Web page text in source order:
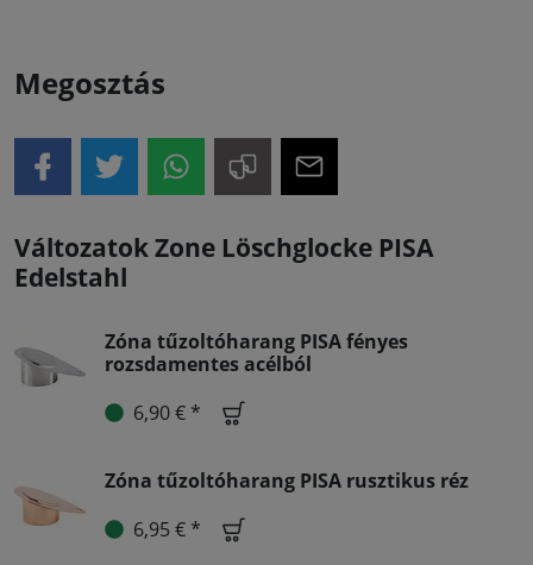
Megosztás
Változatok Zone Löschglocke PISA
Edelstahl
Zóna tűzoltóharang PISA fényes
rozsdamentes acélból
6,90 € *
Zóna tűzoltóharang PISA rusztikus réz
6,95 € *